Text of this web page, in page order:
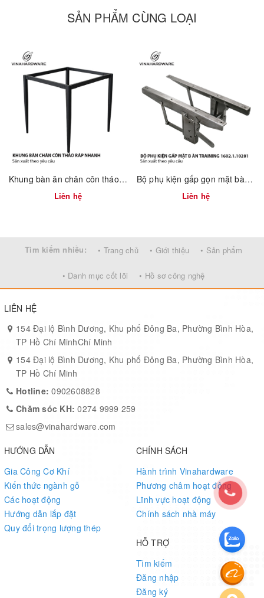
SẢN PHẨM CÙNG LOẠI
Khung bàn ăn chân côn tháo ráp nhanh 2300.1.73736
Liên hệ
Bộ phụ kiện gấp gọn mặt bàn training 1602.1.10281
Liên hệ
Tìm kiếm nhiều: • Trang chủ • Giới thiệu • Sản phẩm
• Danh mục cốt lõi • Hồ sơ công nghệ
LIÊN HỆ
154 Đại lộ Bình Dương, Khu phố Đông Ba, Phường Bình Hòa,
TP Hồ Chí MinhChí Minh
154 Đại lộ Bình Dương, Khu phố Đông Ba, Phường Bình Hòa,
TP Hồ Chí Minh
Hotline:0902608828
Chăm sóc KH:0274 9999 259
sales@vinahardware.com
HƯỚNG DẪN
Gia Công Cơ Khí
Kiến thức ngành gỗ
Các hoạt động
Hướng dẫn lắp đặt
Quy đổi trọng lượng thép
CHÍNH SÁCH
Hành trình Vinahardware
Phương châm hoạt động
Lĩnh vực hoạt động
Chính sách nhà máy
HỖ TRỢ
Tìm kiếm
Đăng nhập
Đăng ký